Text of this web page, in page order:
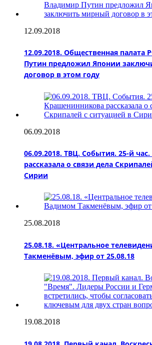
12.09.2018
12.09.2018. Общественная палата
Путин предложил Японии
договор в этом году
06.09.2018
06.09.2018. ТВЦ. События. 25-й
рассказала о связи дела
Сирии
25.08.2018
25.08.18. «Центральное
Такменёвым, эфир от 25.08.18
19.08.2018